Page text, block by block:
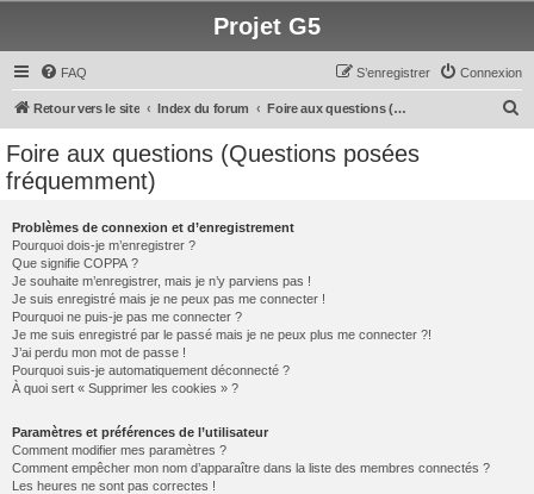
Projet G5
FAQ Connexion
S’enregistrer
Retour vers le site Index du forum Foire aux questions (Questions posées fréquemment)
Foire aux questions (Questions posées
fréquemment)
Problèmes de connexion et d’enregistrement
Pourquoi dois-je m’enregistrer ?
Que signifie COPPA ?
Je souhaite m’enregistrer, mais je n’y parviens pas !
Je suis enregistré mais je ne peux pas me connecter !
Pourquoi ne puis-je pas me connecter ?
Je me suis enregistré par le passé mais je ne peux plus me connecter ?!
J’ai perdu mon mot de passe !
Pourquoi suis-je automatiquement déconnecté ?
À quoi sert « Supprimer les cookies » ?
Paramètres et préférences de l’utilisateur
Comment modifier mes paramètres ?
Comment empêcher mon nom d’apparaître dans la liste des membres connectés ?
Les heures ne sont pas correctes !